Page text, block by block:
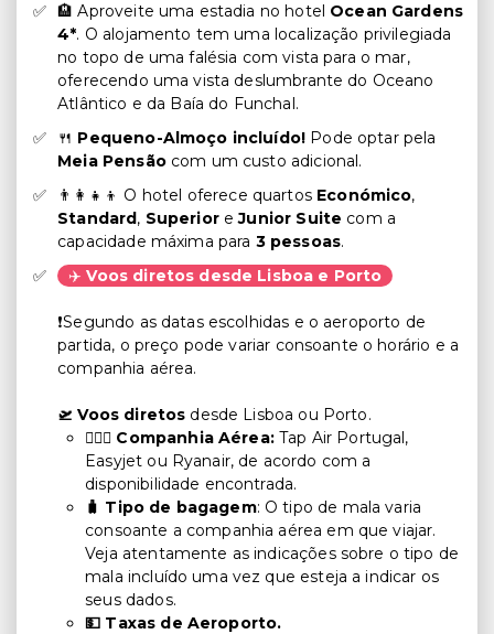
🏨 Aproveite uma estadia no hotel Ocean Gardens
4*. O alojamento tem uma localização privilegiada
no topo de uma falésia com vista para o mar,
oferecendo uma vista deslumbrante do Oceano
Atlântico e da Baía do Funchal.
🍴 Pequeno-Almoço incluído! Pode optar pela
Meia Pensãocom um custo adicional.
👨‍👩‍👧‍👦 O hotel oferece quartos Económico,
Standard, Superior e Junior Suite com a
capacidade máxima para 3 pessoas.
✈️Voos diretos desde Lisboa e Porto
❗Segundo as datas escolhidas e o aeroporto de
partida, o preço pode variar consoante o horário e a
companhia aérea.
🛫 Voos diretos desde Lisboa ou Porto.
🧑🏼‍✈️ Companhia Aérea:Tap Air Portugal,
Easyjet ou Ryanair, de acordo com a
disponibilidade encontrada.
🧳 Tipo de bagagem: O tipo de mala varia
consoante a companhia aérea em que viajar.
Veja atentamente as indicações sobre o tipo de
mala incluído uma vez que esteja a indicar os
seus dados.
💵 Taxas de Aeroporto.